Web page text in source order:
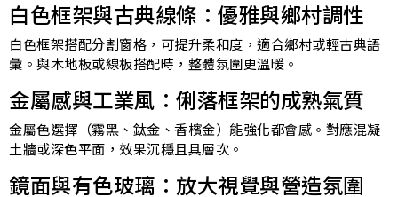
白色框架與古典線條：優雅與鄉村調性
白色框架搭配分割窗格，可提升柔和度，適合鄉村或輕古典語
彙。與木地板或線板搭配時，整體氛圍更溫暖。
金屬感與工業風：俐落框架的成熟氣質
金屬色選擇（霧黑、鈦金、香檳金）能強化都會感。對應混凝
土牆或深色平面，效果沉穩且具層次。
鏡面與有色玻璃：放大視覺與營造氛圍